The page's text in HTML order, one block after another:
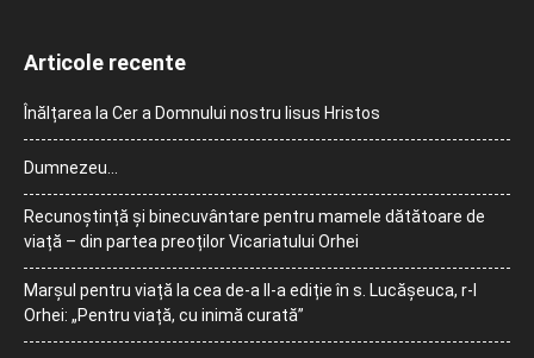
Articole recente
Înălțarea la Cer a Domnului nostru Iisus Hristos
Dumnezeu…
Recunoștință și binecuvântare pentru mamele dătătoare de
viață – din partea preoților Vicariatului Orhei
Marșul pentru viață la cea de-a II-a ediție în s. Lucășeuca, r-l
Orhei: „Pentru viață, cu inimă curată”